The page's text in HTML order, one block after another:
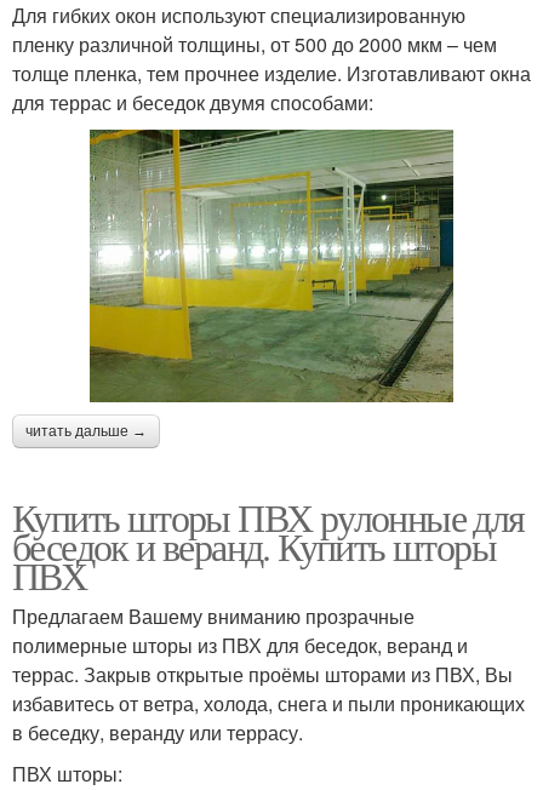
Для гибких окон используют специализированную
пленку различной толщины, от 500 до 2000 мкм – чем
толще пленка, тем прочнее изделие. Изготавливают окна
для террас и беседок двумя способами:
читать дальше →
Купить шторы ПВХ рулонные для
беседок и веранд. Купить шторы
ПВХ
Предлагаем Вашему вниманию прозрачные
полимерные шторы из ПВХ для беседок, веранд и
террас. Закрыв открытые проёмы шторами из ПВХ, Вы
избавитесь от ветра, холода, снега и пыли проникающих
в беседку, веранду или террасу.
ПВХ шторы: